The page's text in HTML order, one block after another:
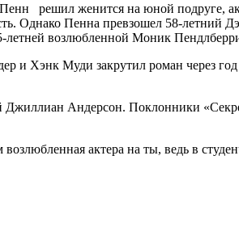
решил женится на юной подруге,
Однако Пенна превзошел 58-летний
летней возлюбленной Моник
Муди закрутил роман через год
Джиллиан Андерсон. Поклонники
актера на ты, ведь в